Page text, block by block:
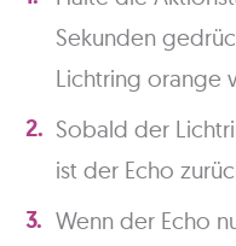
Sekunden
Lichtring orange
Sobald der
ist der Echo
Wenn der Echo